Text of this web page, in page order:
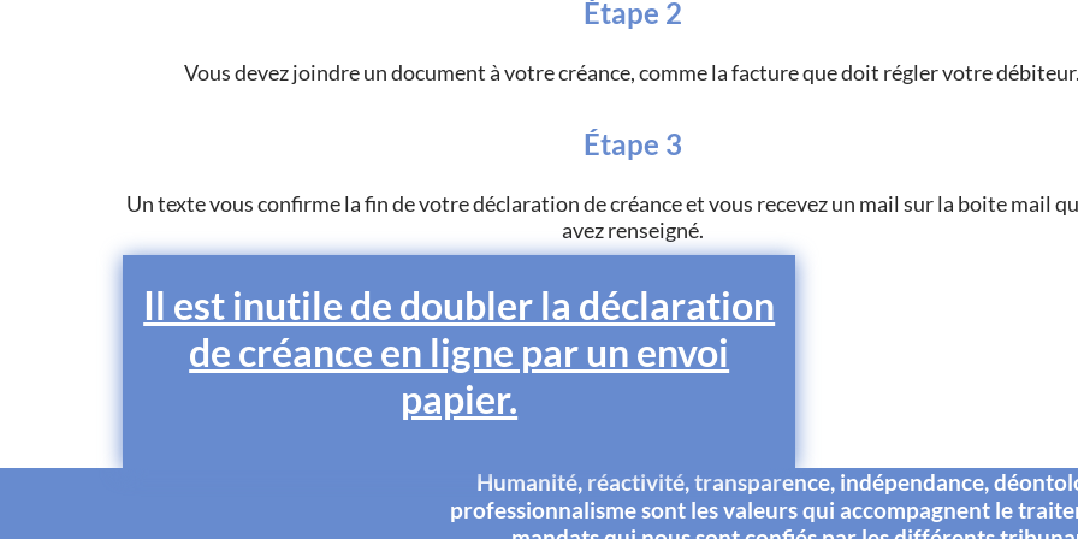
Étape 2
Vous devez joindre un document à votre créance, comme la facture que doit régler votre débiteur.
Étape 3
Un texte vous confirme la fin de votre déclaration de créance et vous recevez un mail sur la boite mail
avez renseigné.
Il est inutile de doubler la déclaration
de créance en ligne par un envoi
papier.
Humanité, réactivité, transparence, indépendance,
professionnalisme sont les valeurs qui accompagnent le